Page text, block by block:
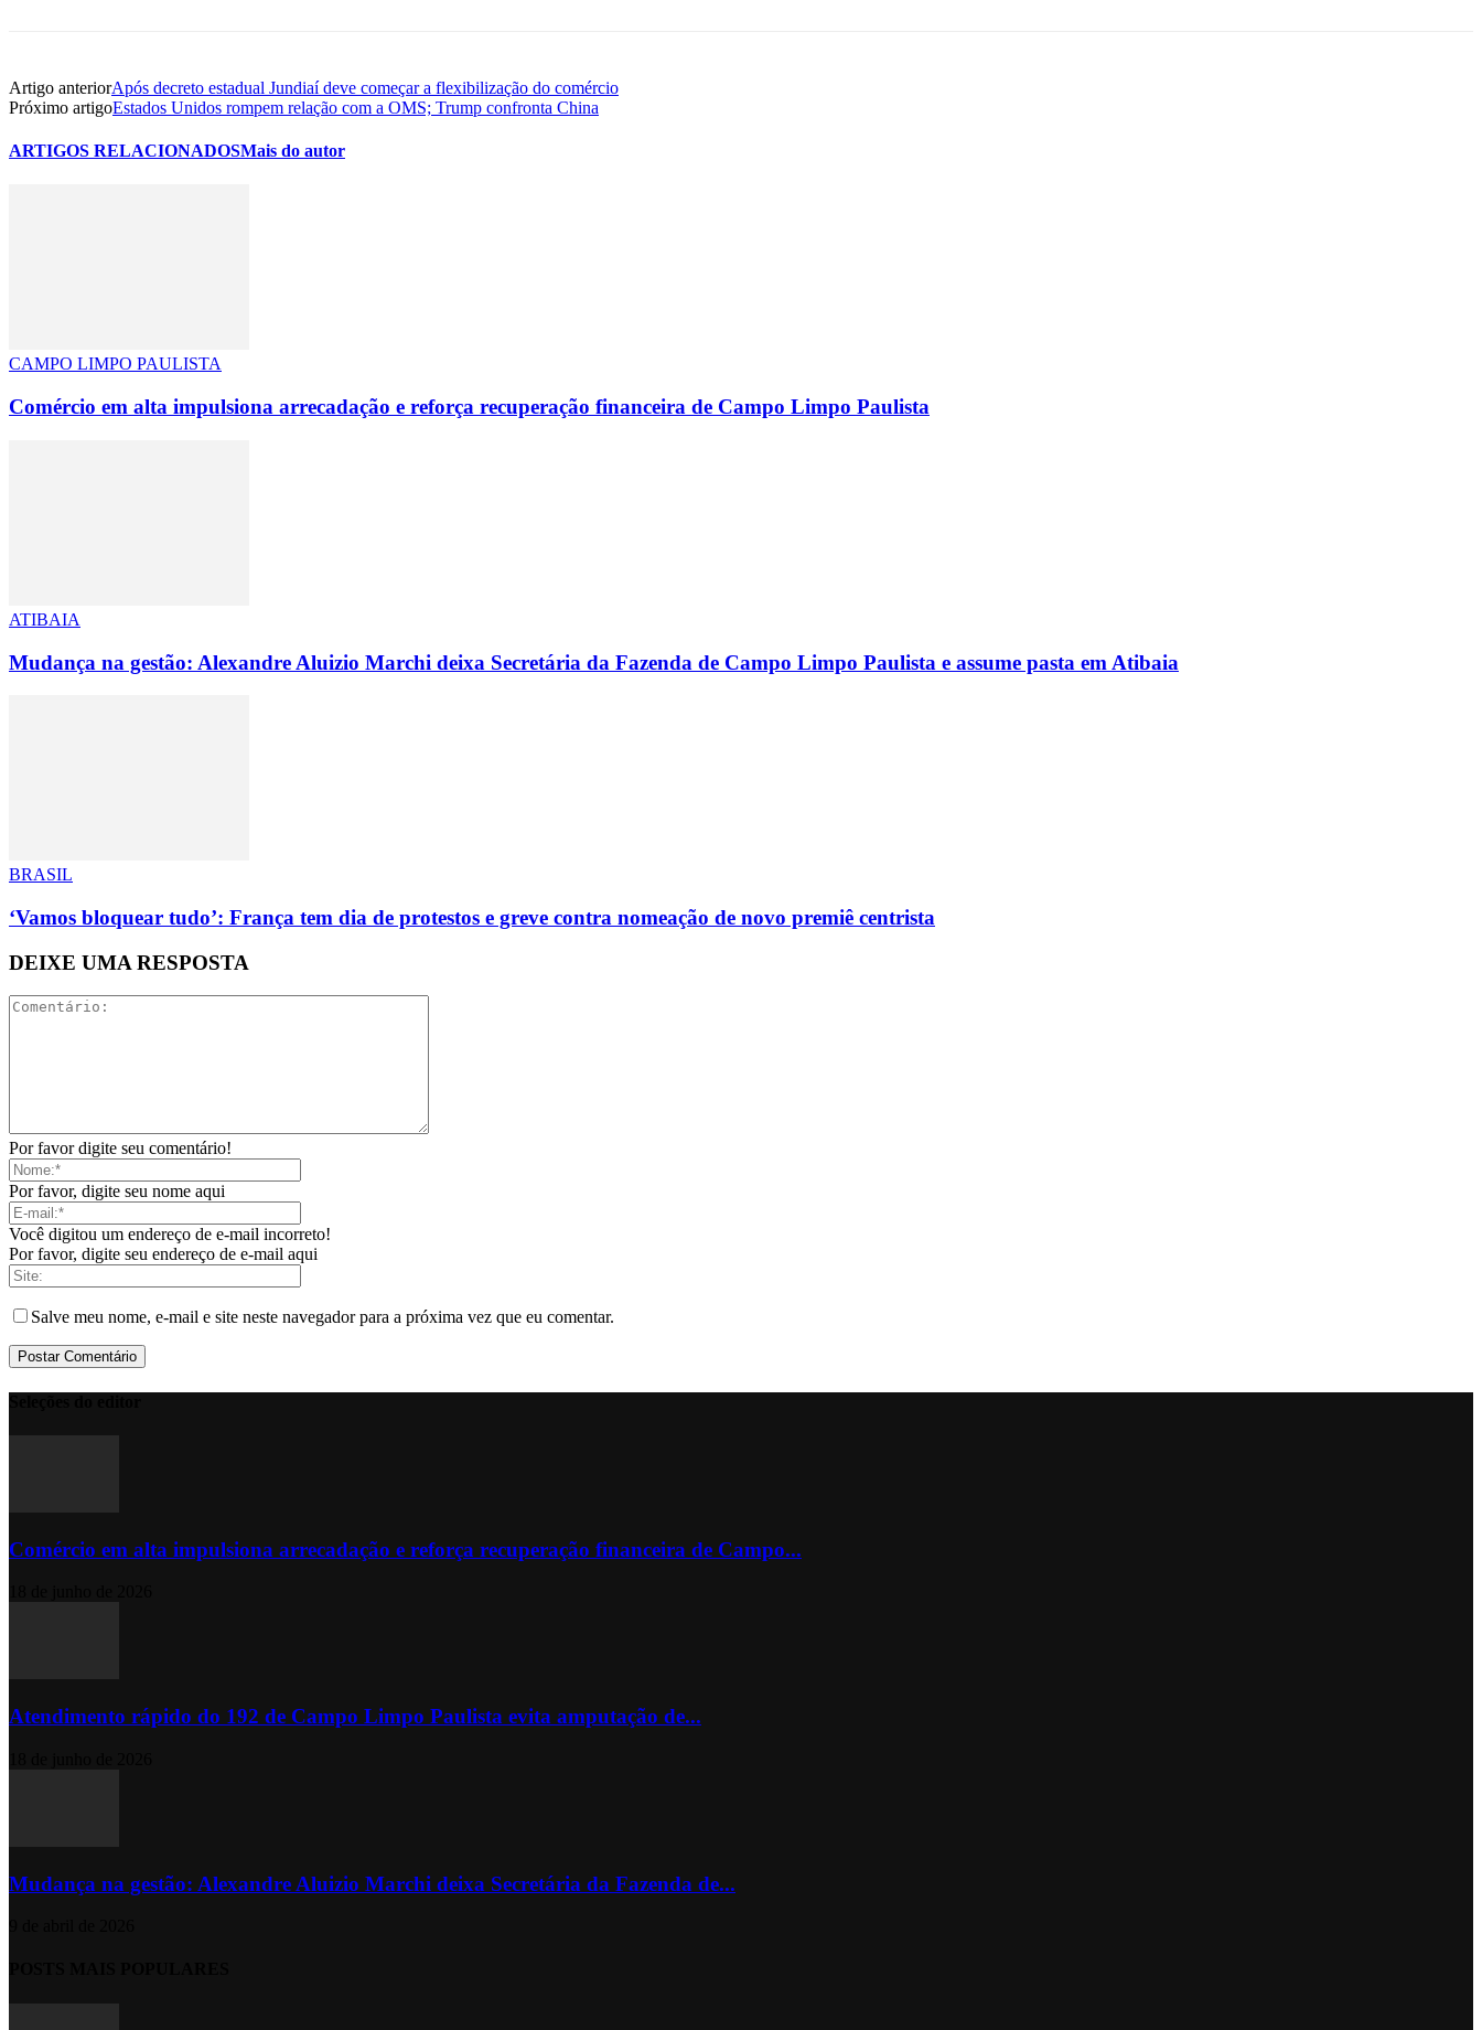
Artigo anteriorApós decreto estadual Jundiaí deve começar a flexibilização do comércio
Próximo artigoEstados Unidos rompem relação com a OMS; Trump confronta China
ARTIGOS RELACIONADOSMais do autor
CAMPO LIMPO PAULISTA
Comércio em alta impulsiona arrecadação e reforça recuperação financeira de Campo Limpo Paulista
ATIBAIA
Mudança na gestão: Alexandre Aluizio Marchi deixa Secretária da Fazenda de Campo Limpo Paulista e assume pasta em Atibaia
BRASIL
‘Vamos bloquear tudo’: França tem dia de protestos e greve contra nomeação de novo premiê centrista
DEIXE UMA RESPOSTA
Por favor digite seu comentário!
Por favor, digite seu nome aqui
Você digitou um endereço de e-mail incorreto!
Por favor, digite seu endereço de e-mail aqui
Salve meu nome, e-mail e site neste navegador para a próxima vez que eu comentar.
Comércio em alta impulsiona arrecadação e reforça recuperação financeira de Campo...
Atendimento rápido do 192 de Campo Limpo Paulista evita amputação de...
Mudança na gestão: Alexandre Aluizio Marchi deixa Secretária da Fazenda de...